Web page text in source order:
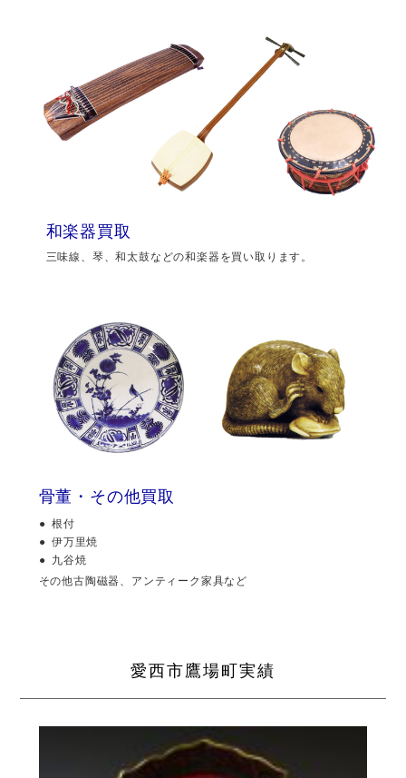
和楽器買取
三味線、琴、和太鼓などの和楽器を買い取ります。
骨董・その他買取
根付
伊万里焼
九谷焼
その他古陶磁器、アンティーク家具など
愛西市鷹場町実績